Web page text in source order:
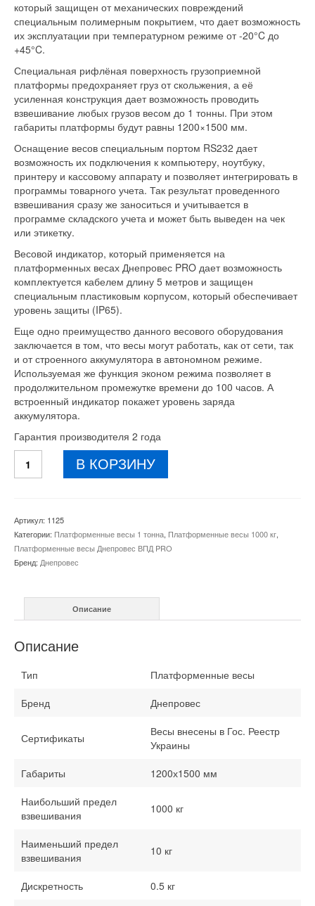
который защищен от механических повреждений
специальным полимерным покрытием, что дает возможность
их эксплуатации при температурном режиме от -20°C до
+45°C.
Специальная рифлёная поверхность грузоприемной
платформы предохраняет груз от скольжения, а её
усиленная конструкция дает возможность проводить
взвешивание любых грузов весом до 1 тонны. При этом
габариты платформы будут равны 1200×1500 мм.
Оснащение весов специальным портом RS232 дает
возможность их подключения к компьютеру, ноутбуку,
принтеру и кассовому аппарату и позволяет интегрировать в
программы товарного учета. Так результат проведенного
взвешивания сразу же заноситься и учитывается в
программе складского учета и может быть выведен на чек
или этикетку.
Весовой индикатор, который применяется на
платформенных весах Днепровес PRO дает возможность
комплектуется кабелем длину 5 метров и защищен
специальным пластиковым корпусом, который обеспечивает
уровень защиты (IP65).
Еще одно преимущество данного весового оборудования
заключается в том, что весы могут работать, как от сети, так
и от строенного аккумулятора в автономном режиме.
Используемая же функция эконом режима позволяет в
продолжительном промежутке времени до 100 часов. А
встроенный индикатор покажет уровень заряда
аккумулятора.
Гарантия производителя 2 года
товара
PRO
1200×1500
мм
1000
В КОРЗИНУ
Артикул: 1125
Категории: Платформенные весы 1 тонна, Платформенные весы 1000 кг,
Платформенные весы Днепровес ВПД PRO
Бренд: Днепровес
Описание
Описание
Тип
Платформенные весы
Бренд
Днепровес
Сертификаты
Весы внесены в Гос. Реестр
Украины
Габариты
1200х1500 мм
Наибольший предел
взвешивания
1000 кг
Наименьший предел
взвешивания
10 кг
Дискретность
0.5 кг